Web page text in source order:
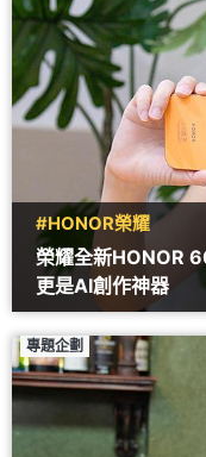
#HONOR榮耀
榮耀全新HONOR
更是AI創作神器
專題企劃